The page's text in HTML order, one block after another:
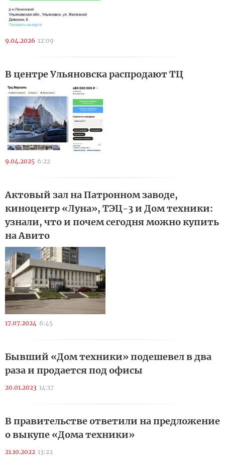
9.04.2026 12:09
В центре Ульяновска распродают ТЦ
9.04.2025 6:22
Актовый зал на Патронном заводе,
киноцентр «Луна», ТЭЦ-3 и Дом техники:
узнали, что и почем сегодня можно купить
на Авито
17.07.2024 6:45
Бывший «Дом техники» подешевел в два
раза и продается под офисы
20.01.2023 14:17
В правительстве ответили на предложение
о выкупе «Дома техники»
21.10.2022 13:22